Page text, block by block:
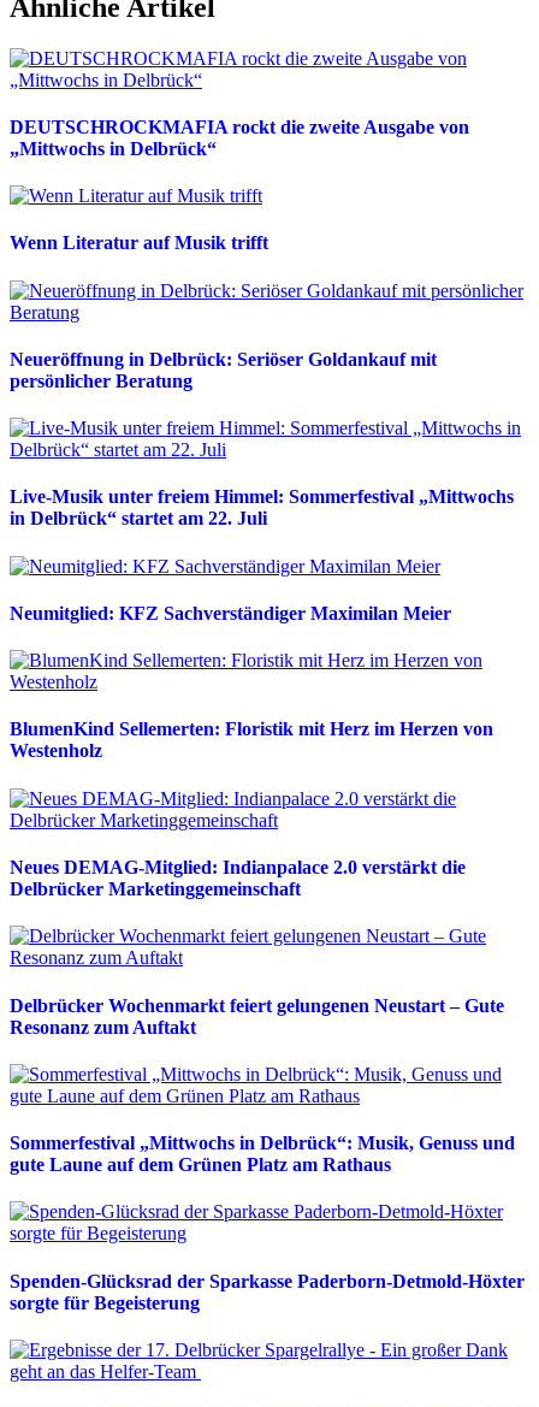
Ähnliche Artikel
DEUTSCHROCKMAFIA rockt die zweite Ausgabe von
„Mittwochs in Delbrück“
Wenn Literatur auf Musik trifft
Neueröffnung in Delbrück: Seriöser Goldankauf mit
persönlicher Beratung
Live-Musik unter freiem Himmel: Sommerfestival „Mittwochs
in Delbrück“ startet am 22. Juli
Neumitglied: KFZ Sachverständiger Maximilan Meier
BlumenKind Sellemerten: Floristik mit Herz im Herzen von
Westenholz
Neues DEMAG-Mitglied: Indianpalace 2.0 verstärkt die
Delbrücker Marketinggemeinschaft
Delbrücker Wochenmarkt feiert gelungenen Neustart – Gute
Resonanz zum Auftakt
Sommerfestival „Mittwochs in Delbrück“: Musik, Genuss und
gute Laune auf dem Grünen Platz am Rathaus
Spenden-Glücksrad der Sparkasse Paderborn-Detmold-Höxter
sorgte für Begeisterung